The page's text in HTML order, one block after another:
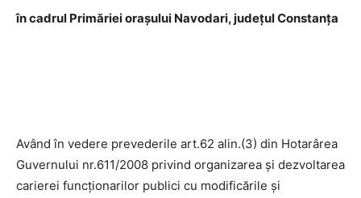
în cadrul Primăriei orașului Navodari, județul Constanța
Având în vedere prevederile art.62 alin.(3) din Hotarârea
Guvernului nr.611/2008 privind organizarea și dezvoltarea
carierei funcționarilor publici cu modificările și